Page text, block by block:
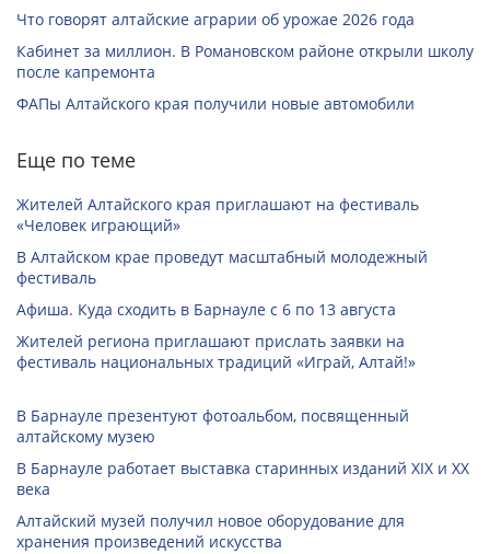
Что говорят алтайские аграрии об урожае 2026 года
Кабинет за миллион. В Романовском районе открыли школу
после капремонта
ФАПы Алтайского края получили новые автомобили
Еще по теме
Жителей Алтайского края приглашают на фестиваль
«Человек играющий»
В Алтайском крае проведут масштабный молодежный
фестиваль
Афиша. Куда сходить в Барнауле с 6 по 13 августа
Жителей региона приглашают прислать заявки на
фестиваль национальных традиций «Играй, Алтай!»
В Барнауле презентуют фотоальбом, посвященный
алтайскому музею
В Барнауле работает выставка старинных изданий XIX и XX
века
Алтайский музей получил новое оборудование для
хранения произведений искусства